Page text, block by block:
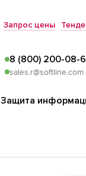
Запрос цены
8 (800) 200-08-
sales.r@softline.com
Защита